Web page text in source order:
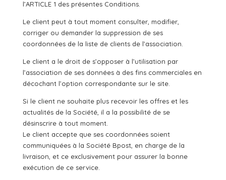
l’ARTICLE 1 des présentes Conditions.
Le client peut à tout moment consulter, modifier,
corriger ou demander la suppression de ses
coordonnées de la liste de clients de l’association.
Le client a le droit de s’opposer à l’utilisation par
l’association de ses données à des fins commerciales en
décochant l’option correspondante sur le site.
Si le client ne souhaite plus recevoir les offres et les
actualités de la Société, il a la possibilité de se
désinscrire à tout moment.
Le client accepte que ses coordonnées soient
communiquées à la Société Bpost, en charge de la
livraison, et ce exclusivement pour assurer la bonne
exécution de ce service.